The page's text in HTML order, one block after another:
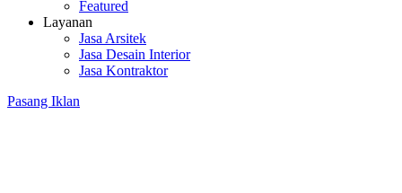
Featured
Layanan
Jasa Arsitek
Jasa Desain Interior
Jasa Kontraktor
Pasang Iklan